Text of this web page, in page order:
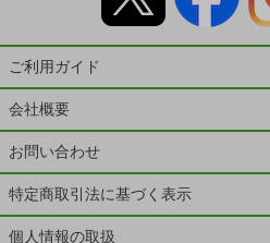
ご利用ガイド
会社概要
お問い合わせ
特定商取引法に基づく表示
個人情報の取扱